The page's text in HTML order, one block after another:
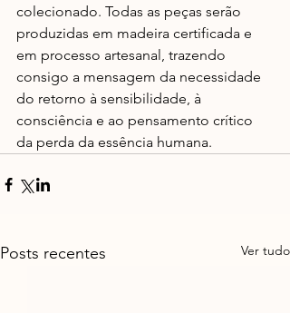
colecionado. Todas as peças serão
produzidas em madeira certificada e
em processo artesanal, trazendo
consigo a mensagem da necessidade
do retorno à sensibilidade, à
consciência e ao pensamento crítico
da perda da essência humana.
Posts recentes Ver tudo